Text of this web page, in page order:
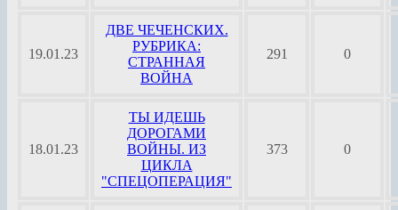
19.01.23
ДВЕ ЧЕЧЕНСКИХ.
РУБРИКА:
СТРАННАЯ
ВОЙНА
291 0
18.01.23
ТЫ ИДЕШЬ
ДОРОГАМИ
ВОЙНЫ. ИЗ
ЦИКЛА
"СПЕЦОПЕРАЦИЯ"
373 0